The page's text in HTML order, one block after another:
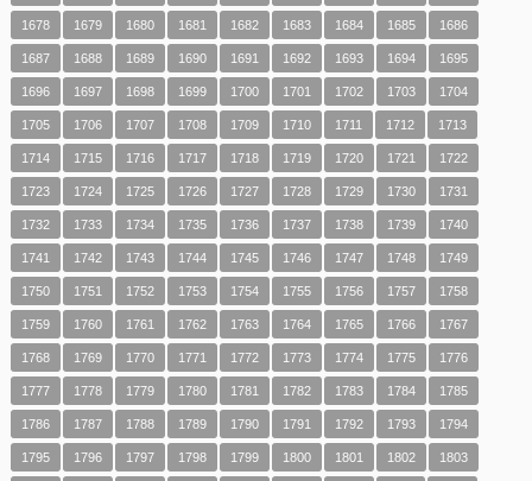
1678 1679 1680 1681 1682 1683 1684 1685 1686
1687 1688 1689 1690 1691 1692 1693 1694 1695
1696 1697 1698 1699 1700 1701 1702 1703 1704
1705 1706 1707 1708 1709 1710 1711 1712 1713
1714 1715 1716 1717 1718 1719 1720 1721 1722
1723 1724 1725 1726 1727 1728 1729 1730 1731
1732 1733 1734 1735 1736 1737 1738 1739 1740
1741 1742 1743 1744 1745 1746 1747 1748 1749
1750 1751 1752 1753 1754 1755 1756 1757 1758
1759 1760 1761 1762 1763 1764 1765 1766 1767
1768 1769 1770 1771 1772 1773 1774 1775 1776
1777 1778 1779 1780 1781 1782 1783 1784 1785
1786 1787 1788 1789 1790 1791 1792 1793 1794
1795 1796 1797 1798 1799 1800 1801 1802 1803